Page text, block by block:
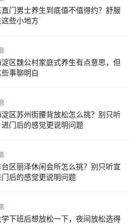
门男士养生到底值不值得约？舒服
些小地方
区魏公村家庭式养生有点意思，但
事聊明白
区苏州街腰背放松怎么挑？别只听
门后的感觉更说明问题
区丽泽休闲会所怎么挑？别只听宣
后的感觉更说明问题
下班后想放松一下，夜间放松选得